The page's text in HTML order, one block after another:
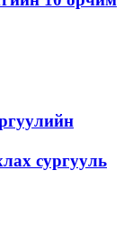
сургууль